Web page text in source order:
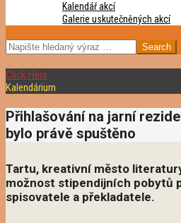
Kalendář akcí
Galerie uskutečněných akcí
SEARCH
Click Here
Kalendárium
Přihlašování na jarní
bylo právě spuštěno
Tartu, kreativní město
možnost stipendijních pobytů
spisovatele a překladatele.